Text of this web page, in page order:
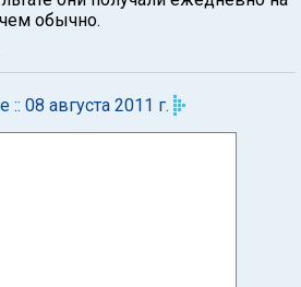
обычно.
:: 08 августа 2011 г.